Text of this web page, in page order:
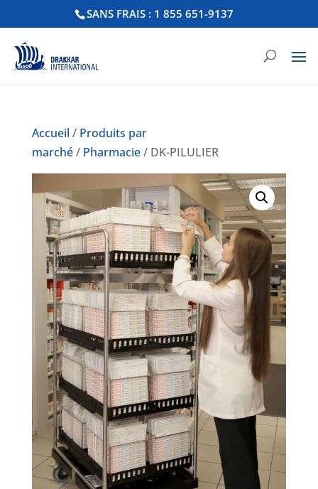
SANS FRAIS : 1 855 651-9137
Accueil / Produits par
marché/ Pharmacie/ DK-PILULIER